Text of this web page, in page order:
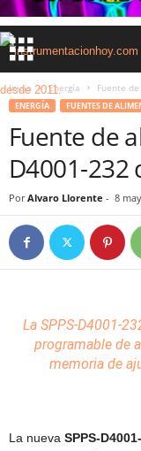
Inicio Energía Fuente
ENERGÍA FUENTES DE
Fuente de
D4001-232
Por Alvaro Llorente - 8
La SPPS-D4001-
programable de
memoria de
La nueva SPPS-